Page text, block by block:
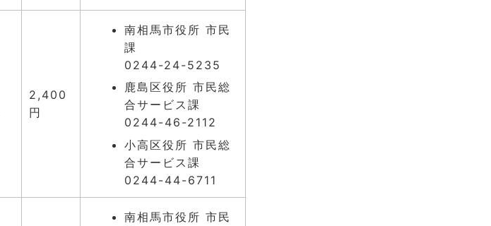
2,400
円
南相馬市役所 市民
課
0244-24-5235
鹿島区役所 市民総
合サービス課
0244-46-2112
小高区役所 市民総
合サービス課
0244-44-6711
南相馬市役所 市民